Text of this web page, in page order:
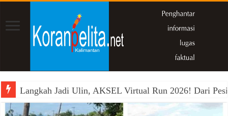
Langkah Jadi Ulin, AKSEL Virtual Run 2026! Dari